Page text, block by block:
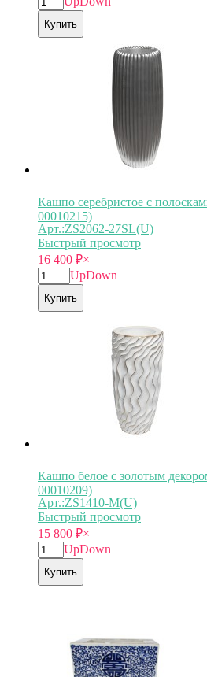
Купить
Кашпо серебристое с
00010215)
Арт.:ZS2062-27SL(U)
Быстрый просмотр
16 400 ₽×
UpDown
Купить
Кашпо белое с золотым
00010209)
Арт.:ZS1410-M(U)
Быстрый просмотр
15 800 ₽×
UpDown
Купить